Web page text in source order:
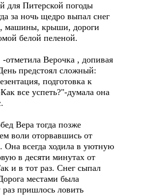
для Питерской погоды
за ночь щедро выпал снег
машины, крыши, дороги
белой пеленой.
отметила Верочка , допивая
предстоял сложный:
подготовка к
все успеть?"-думала она
Вера тогда позже
воли оторвавшись от
Она всегда ходила в уютную
в десяти минутах от
и в тот раз. Снег сыпал
местами была
раз пришлось ловить